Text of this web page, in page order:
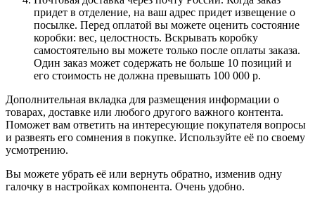
придет в отделение, на ваш адрес придет извещение о
посылке. Перед оплатой вы можете оценить состояние
коробки: вес, целостность. Вскрывать коробку
самостоятельно вы можете только после оплаты заказа.
Один заказ может содержать не больше 10 позиций и
его стоимость не должна превышать 100 000 р.
Дополнительная вкладка для размещения информации о
товарах, доставке или любого другого важного контента.
Поможет вам ответить на интересующие покупателя вопросы
и развеять его сомнения в покупке. Используйте её по своему
усмотрению.
Вы можете убрать её или вернуть обратно, изменив одну
галочку в настройках компонента. Очень удобно.